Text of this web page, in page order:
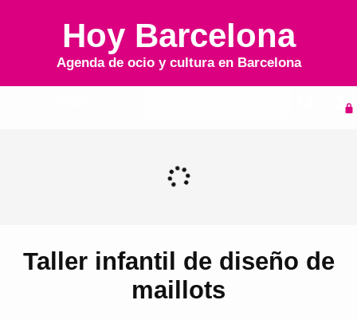
Hoy Barcelona
Agenda de ocio y cultura en Barcelona
Taller infantil de diseño de
maillots